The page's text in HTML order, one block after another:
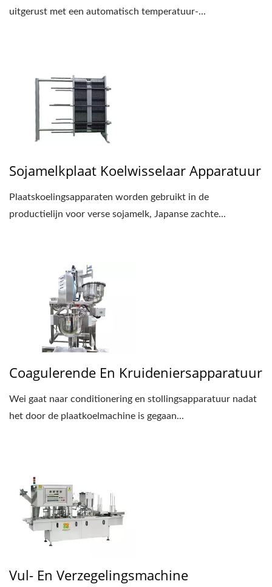
uitgerust met een automatisch temperatuur-...
Sojamelkplaat Koelwisselaar Apparatuur
Plaatskoelingsapparaten worden gebruikt in de
productielijn voor verse sojamelk, Japanse zachte...
Coagulerende En Kruideniersapparatuur
Wei gaat naar conditionering en stollingsapparatuur nadat
het door de plaatkoelmachine is gegaan...
Vul- En Verzegelingsmachine